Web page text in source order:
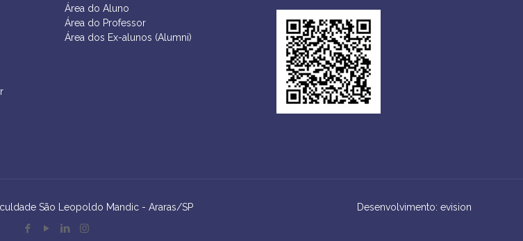
Área do Aluno
Área do Professor
Área dos Ex-alunos (Alumni)
São Leopoldo Mandic - Araras/SP Desenvolvimento: evision